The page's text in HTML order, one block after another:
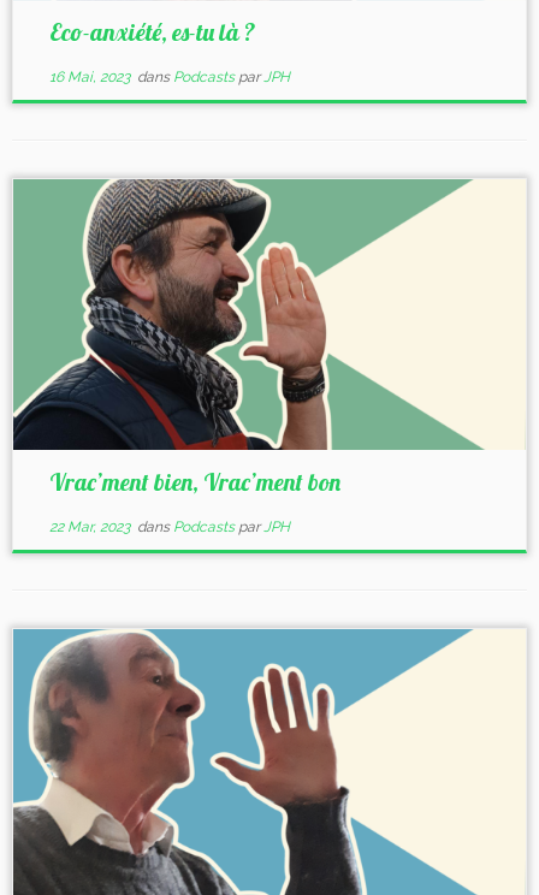
Eco-anxiété, es-tu là ?
16 Mai, 2023dans Podcasts parJPH
Vrac’ment bien, Vrac’ment bon
22 Mar, 2023dans Podcasts parJPH